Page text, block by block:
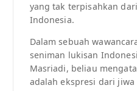
yang tak terpisahkan
Indonesia.
Dalam sebuah
seniman lukisan
Masriadi, beliau
adalah ekspresi dari